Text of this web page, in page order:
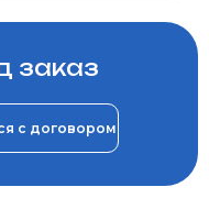
заказ
с договором